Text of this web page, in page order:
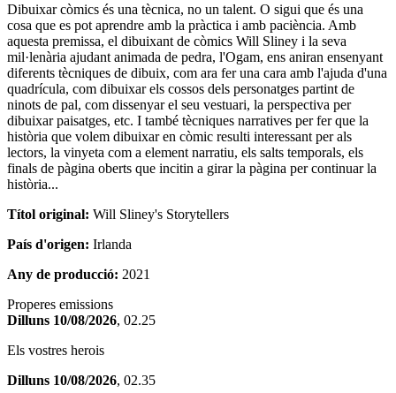
Dibuixar còmics és una tècnica, no un talent. O sigui que és una
cosa que es pot aprendre amb la pràctica i amb paciència. Amb
aquesta premissa, el dibuixant de còmics Will Sliney i la seva
mil·lenària ajudant animada de pedra, l'Ogam, ens aniran ensenyant
diferents tècniques de dibuix, com ara fer una cara amb l'ajuda d'una
quadrícula, com dibuixar els cossos dels personatges partint de
ninots de pal, com dissenyar el seu vestuari, la perspectiva per
dibuixar paisatges, etc. I també tècniques narratives per fer que la
història que volem dibuixar en còmic resulti interessant per als
lectors, la vinyeta com a element narratiu, els salts temporals, els
finals de pàgina oberts que incitin a girar la pàgina per continuar la
història...
Títol original: Will Sliney's Storytellers
País d'origen: Irlanda
Any de producció: 2021
Properes emissions
Dilluns 10/08/2026, 02.25
Els vostres herois
Dilluns 10/08/2026, 02.35